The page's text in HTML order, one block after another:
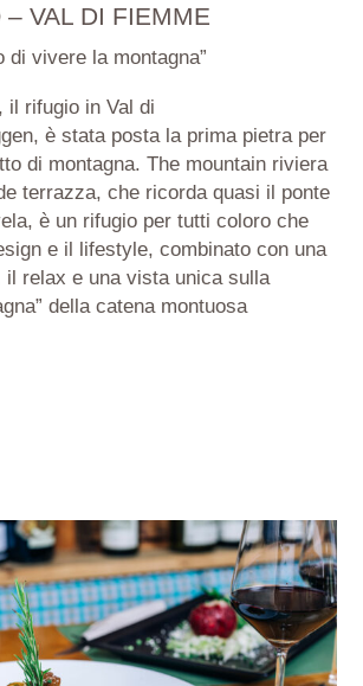
– VAL DI FIEMME
di vivere la montagna”
, il rifugio in Val di
, è stata posta la prima pietra per
di montagna. The mountain riviera
terrazza, che ricorda quasi il ponte
è un rifugio per tutti coloro che
e il lifestyle, combinato con una
il relax e una vista unica sulla
” della catena montuosa